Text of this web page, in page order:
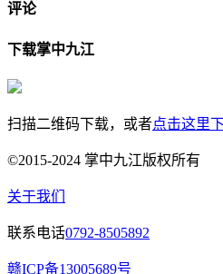
评论
下载掌中九江
扫描二维码下载，或者点击这里
©2015-2024 掌中九江版权所有
关于我们
联系电话0792-8505892
赣ICP备13005689号